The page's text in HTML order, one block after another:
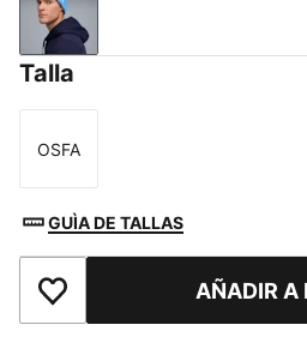
Team Light Blue-PUMA
Talla
Talla
OSFA
GUÌA DE TALLAS
Añade a favoritosAÑADIR A